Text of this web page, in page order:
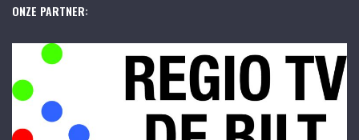
ONZE PARTNER: